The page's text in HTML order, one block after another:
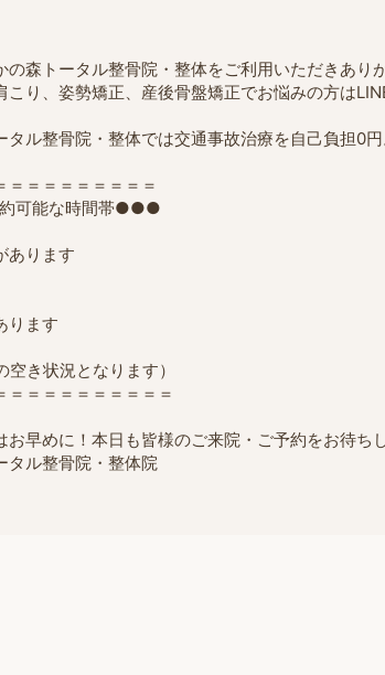
森トータル整骨院・整体をご利用いただきあり
こり、姿勢矯正、産後骨盤矯正でお悩みの方は
ル整骨院・整体では交通事故治療を自己負担0
＝＝＝＝＝＝＝＝＝
可能な時間帯●●●
ります
ます
き状況となります）
＝＝＝＝＝＝＝＝＝＝
お早めに！本日も皆様のご来院・ご予約をお待ち
タル整骨院・整体院